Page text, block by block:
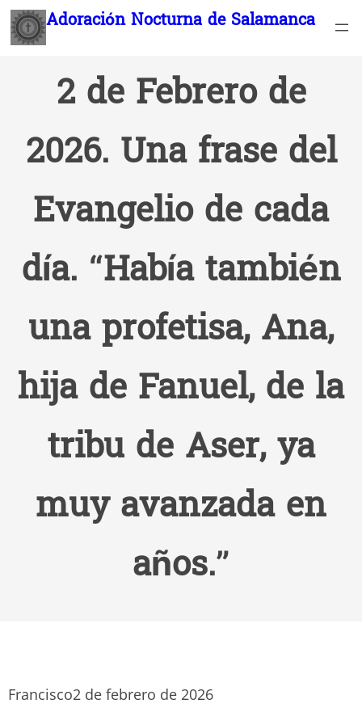
Saltar Adoración Nocturna de Salamanca
2 de Febrero de
2026. Una frase del
Evangelio de cada
día. “Había también
una profetisa, Ana,
hija de Fanuel, de la
tribu de Aser, ya
muy avanzada en
años.”
Francisco2 de febrero de 2026